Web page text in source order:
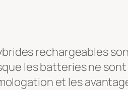
rechargeables
les batteries ne
et les